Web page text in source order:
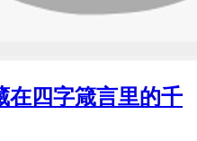
在四字箴言里的千